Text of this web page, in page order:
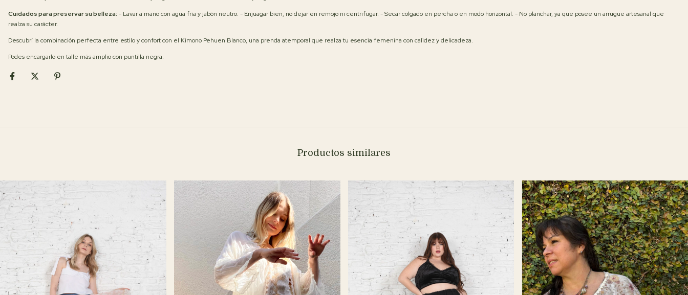
Cuidados para preservar su belleza: - Lavar a mano con agua fría y jabón neutro. - Enjuagar bien, no dejar en remojo ni centrifugar. - Secar colgado en percha o en modo horizontal. - No planchar, ya que posee un arrugue artesanal que
realza su carácter.
Descubrí la combinación perfecta entre estilo y confort con el Kimono Pehuen Blanco, una prenda atemporal que realza tu esencia femenina con calidez y delicadeza.
Podes encargarlo en talle más amplio con puntilla negra.
Productos similares